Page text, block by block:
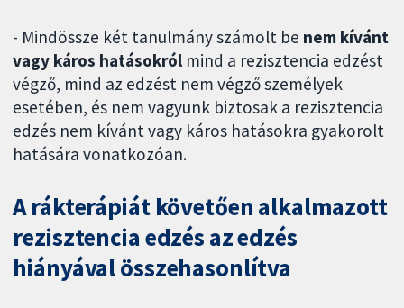
- Mindössze két tanulmány számolt be nem kívánt
vagy káros hatásokról mind a rezisztencia edzést
végző, mind az edzést nem végző személyek
esetében, és nem vagyunk biztosak a rezisztencia
edzés nem kívánt vagy káros hatásokra gyakorolt
hatására vonatkozóan.
A rákterápiát követően alkalmazott
rezisztencia edzés az edzés
hiányával összehasonlítva